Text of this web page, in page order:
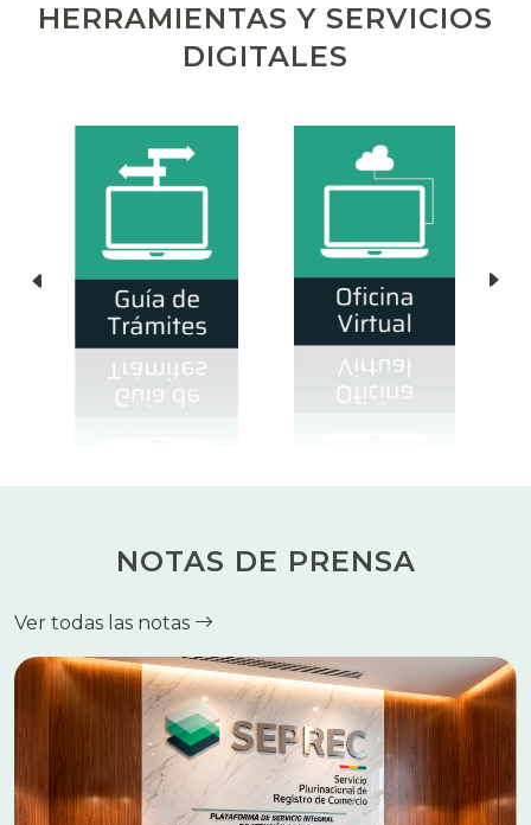
HERRAMIENTAS Y SERVICIOS
DIGITALES
NOTAS DE PRENSA
Ver todas las notas